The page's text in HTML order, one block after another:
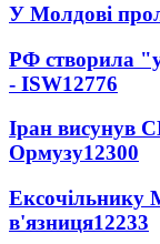
У Молдові
РФ створила
- ISW12776
Іран висунув
Ормузу12300
Ексочільнику
в'язниця12233